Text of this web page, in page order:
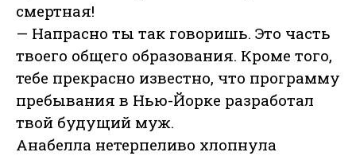
смертная!
— Напрасно ты так говоришь. Это часть
твоего общего образования. Кроме того,
тебе прекрасно известно, что программу
пребывания в Нью-Йорке разработал
твой будущий муж.
Анабелла нетерпеливо хлопнула